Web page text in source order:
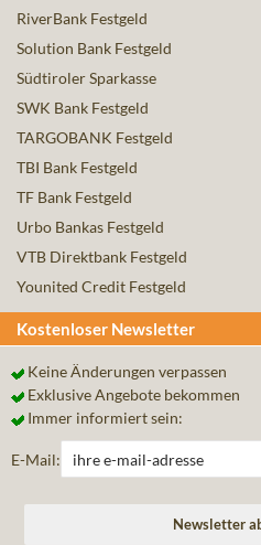
RiverBank Festgeld
Solution Bank Festgeld
Südtiroler Sparkasse
SWK Bank Festgeld
TARGOBANK Festgeld
TBI Bank Festgeld
TF Bank Festgeld
Urbo Bankas Festgeld
VTB Direktbank Festgeld
Younited Credit Festgeld
Kostenloser Newsletter
Keine Änderungen verpassen
Exklusive Angebote bekommen
Immer informiert sein:
E-Mail: